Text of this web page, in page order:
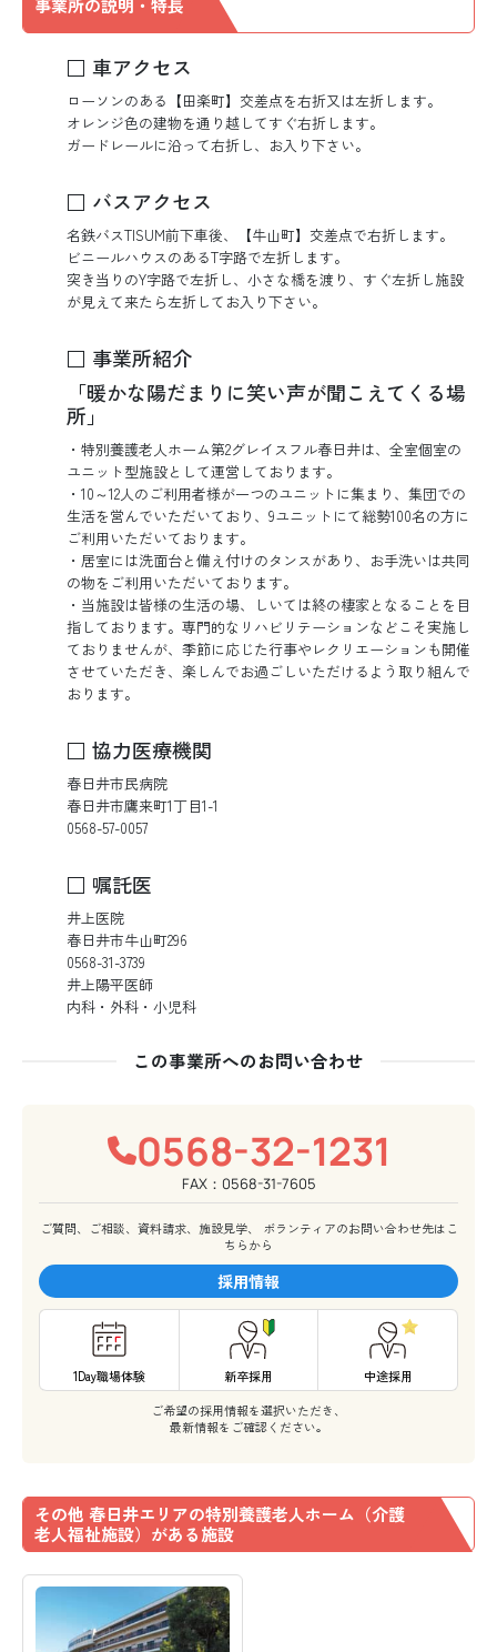
□ 車アクセス
ローソンのある【田楽町】交差点を右折又は左折します。
オレンジ色の建物を通り越してすぐ右折します。
ガードレールに沿って右折し、お入り下さい。
□ バスアクセス
名鉄バスTISUM前下車後、【牛山町】交差点で右折します。
ビニールハウスのあるT字路で左折します。
突き当りのY字路で左折し、小さな橋を渡り、すぐ左折し施設
が見えて来たら左折してお入り下さい。
□ 事業所紹介
「暖かな陽だまりに笑い声が聞こえてくる場
所」
・特別養護老人ホーム第2グレイスフル春日井は、全室個室の
ユニット型施設として運営しております。
・10～12人のご利用者様が一つのユニットに集まり、集団での
生活を営んでいただいており、9ユニットにて総勢100名の方に
ご利用いただいております。
・居室には洗面台と備え付けのタンスがあり、お手洗いは共同
の物をご利用いただいております。
・当施設は皆様の生活の場、しいては終の棲家となることを目
指しております。専門的なリハビリテーションなどこそ実施し
ておりませんが、季節に応じた行事やレクリエーションも開催
させていただき、楽しんでお過ごしいただけるよう取り組んで
おります。
□ 協力医療機関
春日井市民病院
春日井市鷹来町1丁目1-1
0568-57-0057
□ 嘱託医
井上医院
春日井市牛山町296
0568-31-3739
井上陽平医師
内科・外科・小児科
この事業所へのお問い合わせ
0568-32-1231
FAX：0568-31-7605
ご質問、ご相談、資料請求、施設見学、 ボランティアのお問い合わせ先はこ
ちらから
採用情報
1Day職場体験 新卒採用
中途採用
ご希望の採用情報を選択いただき、
最新情報をご確認ください。
その他 春日井エリアの特別養護老人ホーム（介護
老人福祉施設）がある施設